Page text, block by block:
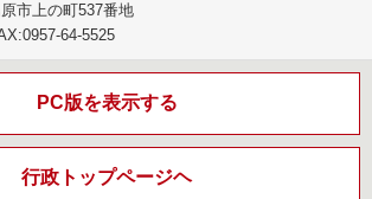
市上の町537番地
64-5525
PC版を表示する
行政トップページヘ